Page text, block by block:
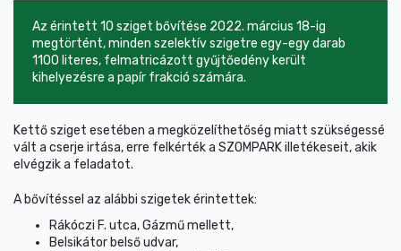
Az érintett 10 sziget bővítése 2022. március 18-ig
megtörtént, minden szelektív szigetre egy-egy darab
1100 literes, felmatricázott gyűjtőedény került
kihelyezésre a papír frakció számára.
Kettő sziget esetében a megközelíthetőség miatt szükségessé
vált a cserje irtása, erre felkérték a SZOMPARK illetékeseit, akik
elvégzik a feladatot.
A bővítéssel az alábbi szigetek érintettek:
Rákóczi F. utca, Gázmű mellett,
Belsikátor belső udvar,